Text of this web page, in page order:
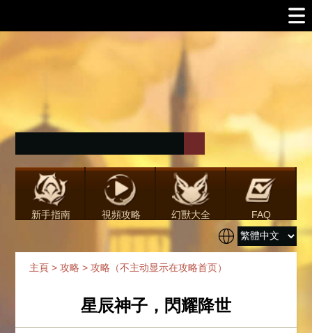
新手指南 視頻攻略 幻獸大全 FAQ
主頁 >攻略 >攻略（不主动显示在攻略首页）
星辰神子，閃耀降世